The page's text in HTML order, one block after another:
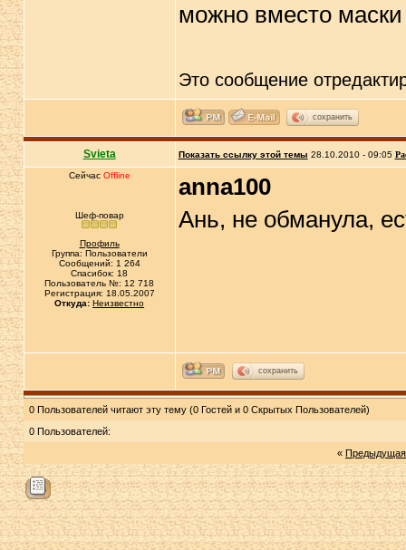
можно вместо
Это сообщение
сохранить
Svieta Показать ссылку этой темы 28.10.2010 - 09:05
Сейчас Offline
Шеф-повар
Профиль
Группа: Пользователи
Сообщений: 1 264
Спасибок: 18
Пользователь №: 12 718
Регистрация: 18.05.2007
Откуда: Неизвестно
anna100
Ань, не обманула,
сохранить
0 Пользователей читают эту тему (0 Гостей и 0 Скрытых Пользователей)
0 Пользователей:
«